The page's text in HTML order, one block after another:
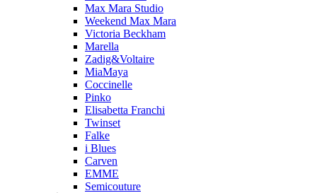
Max Mara Studio
Weekend Max Mara
Victoria Beckham
Marella
Zadig&Voltaire
MiaMaya
Coccinelle
Pinko
Elisabetta Franchi
Twinset
Falke
i Blues
Carven
EMME
Semicouture